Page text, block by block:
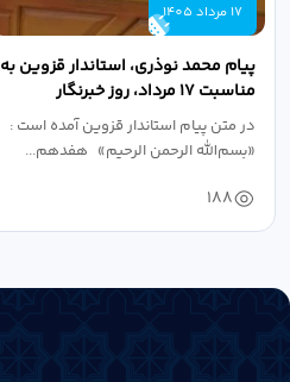
17 مرداد 1405
پیام محمد نوذری، استاندار قزوین به
مناسبت ۱۷ مرداد، روز خبرنگار
در متن پیام استاندار قزوین آمده است :
«بسم‌الله الرحمن الرحیم» هفدهم...
188